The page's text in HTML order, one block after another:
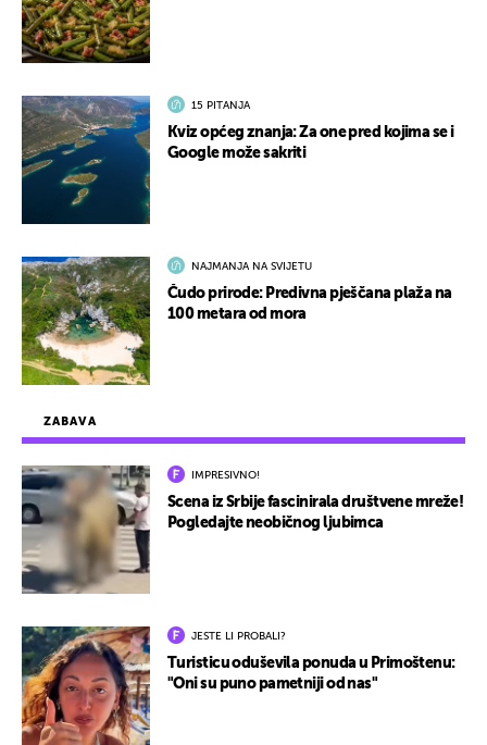
ZABAVA
IMPRESIVNO!
Scena iz Srbije fascinirala društvene mreže!
Pogledajte neobičnog ljubimca
JESTE LI PROBALI?
Turisticu oduševila ponuda u Primoštenu:
"Oni su puno pametniji od nas"
15 PITANJA
Kviz općeg znanja: Za one pred kojima se i
Google može sakriti
NAJMANJA NA SVIJETU
Čudo prirode: Predivna pješčana plaža na
100 metara od mora